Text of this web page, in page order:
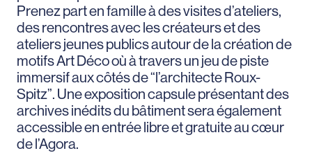
Prenez part en famille à des visites d’ateliers,
des rencontres avec les créateurs et des
ateliers jeunes publics autour de la création de
motifs Art Déco où à travers un jeu de piste
immersif aux côtés de “l’architecte Roux-
Spitz”. Une exposition capsule présentant des
archives inédits du bâtiment sera également
accessible en entrée libre et gratuite au cœur
de l’Agora.